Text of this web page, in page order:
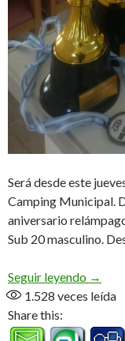
Será desde este
Camping Municipal.
aniversario
Sub 20 masculino.
Seguir leyendo →
1.528 veces leída
Share this: